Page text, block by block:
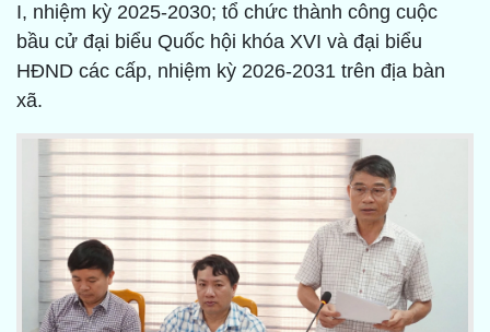
I, nhiệm kỳ 2025-2030; tổ chức thành công cuộc
bầu cử đại biểu Quốc hội khóa XVI và đại biểu
HĐND các cấp, nhiệm kỳ 2026-2031 trên địa bàn
xã.